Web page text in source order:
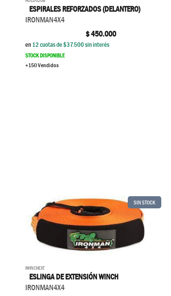
ESPIRALES REFORZADOS (DELANTERO)
IRONMAN4X4
$450.000
en12cuotas de $37.500sin interés
STOCK DISPONIBLE
+150 Vendidos
SIN STOCK
IWINCHEXT
ESLINGA DE EXTENSIÓN WINCH
IRONMAN4X4